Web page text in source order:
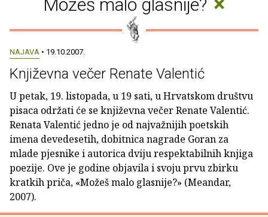
Možeš malo glasnije?
NAJAVA • 19.10.2007.
Književna večer Renate Valentić
U petak, 19. listopada, u 19 sati, u Hrvatskom društvu
pisaca održati će se književna večer Renate Valentić.
Renata Valentić jedno je od najvažnijih poetskih
imena devedesetih, dobitnica nagrade Goran za
mlade pjesnike i autorica dviju respektabilnih knjiga
poezije. Ove je godine objavila i svoju prvu zbirku
kratkih priča, «Možeš malo glasnije?» (Meandar,
2007).